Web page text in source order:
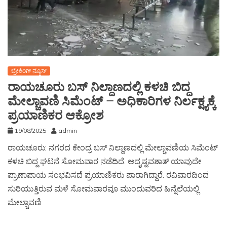
ಬ್ರೇಕಿಂಗ್ ನ್ಯೂಸ್
ರಾಯಚೂರು ಬಸ್ ನಿಲ್ದಾಣದಲ್ಲಿ ಕಳಚಿ ಬಿದ್ದ
ಮೇಲ್ಚಾವಣಿ ಸಿಮೆಂಟ್ – ಅಧಿಕಾರಿಗಳ ನಿರ್ಲಕ್ಷ್ಯಕ್ಕೆ
ಪ್ರಯಾಣಿಕರ ಆಕ್ರೋಶ
19/08/2025 admin
ರಾಯಚೂರು: ನಗರದ ಕೇಂದ್ರ ಬಸ್ ನಿಲ್ದಾಣದಲ್ಲಿ ಮೇಲ್ಚಾವಣಿಯ ಸಿಮೆಂಟ್
ಕಳಚಿ ಬಿದ್ದ ಘಟನೆ ಸೋಮವಾರ ನಡೆದಿದೆ. ಅದೃಷ್ಟವಶಾತ್ ಯಾವುದೇ
ಪ್ರಾಣಾಪಾಯ ಸಂಭವಿಸದೆ ಪ್ರಯಾಣಿಕರು ಪಾರಾಗಿದ್ದಾರೆ. ರವಿವಾರದಿಂದ
ಸುರಿಯುತ್ತಿರುವ ಮಳೆ ಸೋಮವಾರವೂ ಮುಂದುವರಿದ ಹಿನ್ನೆಲೆಯಲ್ಲಿ
ಮೇಲ್ಚಾವಣಿ